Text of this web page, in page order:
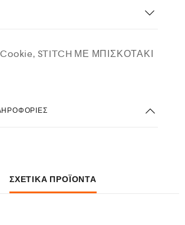
STITCH ΜΕ ΜΠΙΣΚΟΤΑΚΙ
ΣΧΕΤΙΚΆ ΠΡΟΪΌΝΤΑ